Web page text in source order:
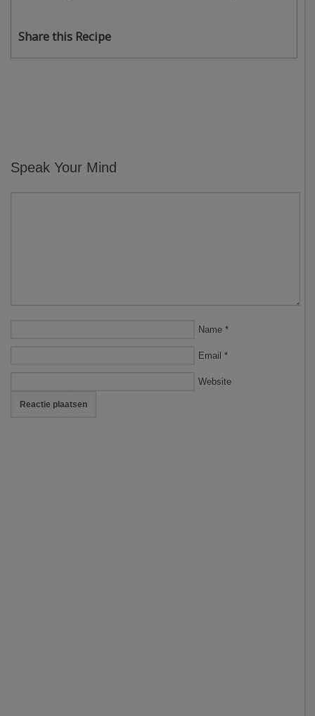
Share this Recipe
Speak Your Mind
Name *
Email *
Website